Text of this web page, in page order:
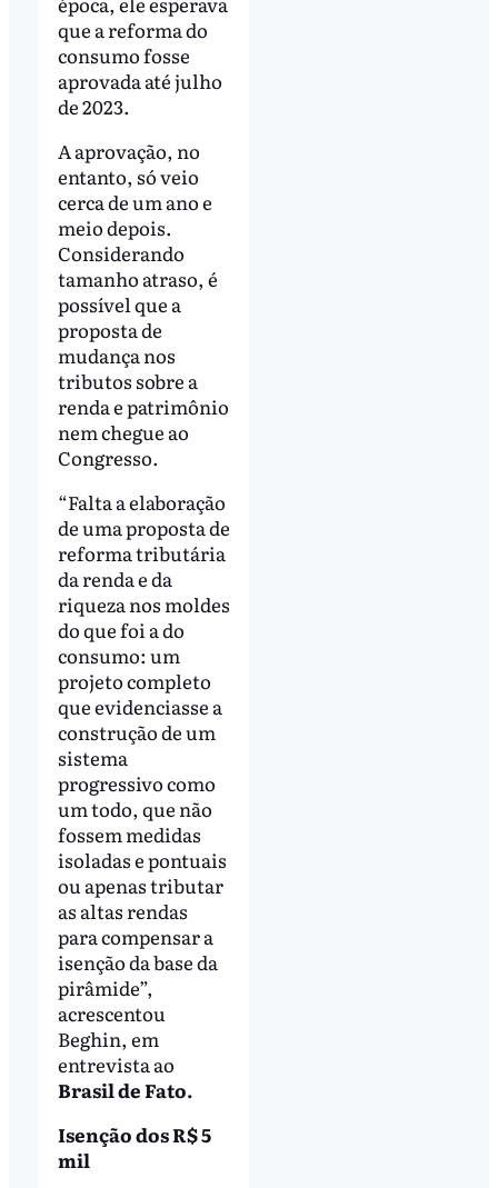
que a reforma do
consumo fosse
aprovada até julho
de 2023.
A aprovação, no
entanto, só veio
cerca de um ano e
meio depois.
Considerando
tamanho atraso, é
possível que a
proposta de
mudança nos
tributos sobre a
renda e patrimônio
nem chegue ao
Congresso.
“Falta a elaboração
de uma proposta de
reforma tributária
da renda e da
riqueza nos moldes
do que foi a do
consumo: um
projeto completo
que evidenciasse a
construção de um
sistema
progressivo como
um todo, que não
fossem medidas
isoladas e pontuais
ou apenas tributar
as altas rendas
para compensar a
isenção da base da
pirâmide”,
acrescentou
Beghin, em
entrevista ao
Brasil de Fato.
Isenção dos R$ 5
mil